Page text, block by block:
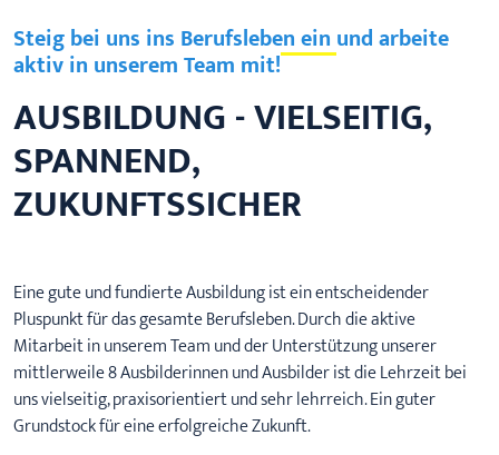
Steig bei uns ins Berufsleben ein und arbeite
aktiv in unserem Team mit!
AUSBILDUNG - VIELSEITIG,
SPANNEND,
ZUKUNFTSSICHER
Eine gute und fundierte Ausbildung ist ein entscheidender
Pluspunkt für das gesamte Berufsleben. Durch die aktive
Mitarbeit in unserem Team und der Unterstützung unserer
mittlerweile 8 Ausbilderinnen und Ausbilder ist die Lehrzeit bei
uns vielseitig, praxisorientiert und sehr lehrreich. Ein guter
Grundstock für eine erfolgreiche Zukunft.